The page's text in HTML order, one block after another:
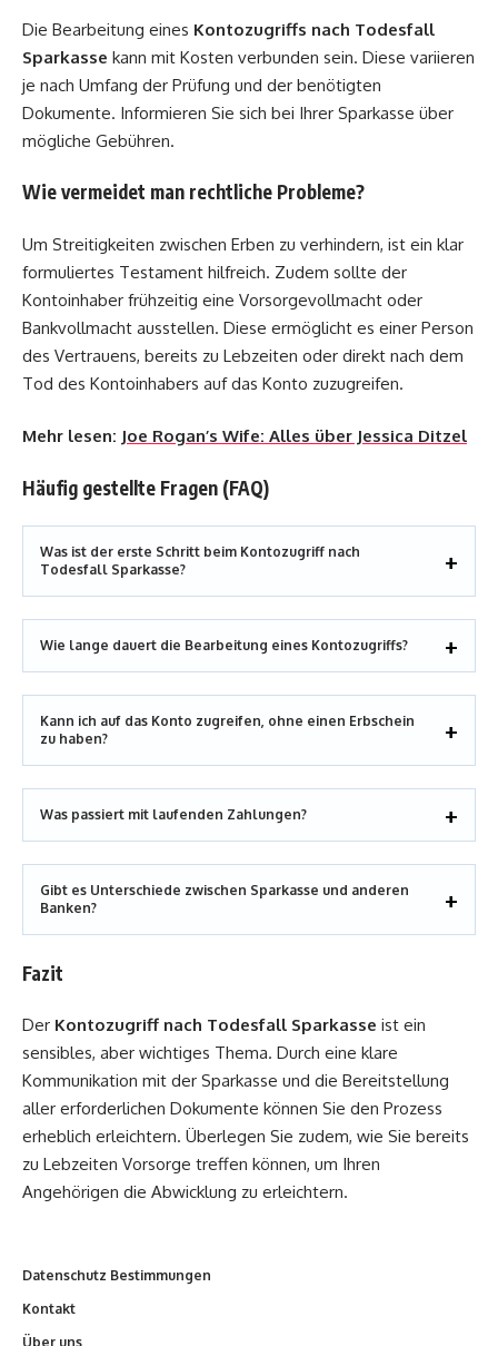
Die Bearbeitung eines Kontozugriffs nach Todesfall
Sparkasse kann mit Kosten verbunden sein. Diese variieren
je nach Umfang der Prüfung und der benötigten
Dokumente. Informieren Sie sich bei Ihrer Sparkasse über
mögliche Gebühren.
Wie vermeidet man rechtliche Probleme?
Um Streitigkeiten zwischen Erben zu verhindern, ist ein klar
formuliertes Testament hilfreich. Zudem sollte der
Kontoinhaber frühzeitig eine Vorsorgevollmacht oder
Bankvollmacht ausstellen. Diese ermöglicht es einer Person
des Vertrauens, bereits zu Lebzeiten oder direkt nach dem
Tod des Kontoinhabers auf das Konto zuzugreifen.
Mehr lesen: Joe Rogan’s Wife: Alles über Jessica Ditzel
Häufig gestellte Fragen (FAQ)
Was ist der erste Schritt beim Kontozugriff nach
Todesfall Sparkasse?
Wie lange dauert die Bearbeitung eines Kontozugriffs?
Kann ich auf das Konto zugreifen, ohne einen Erbschein
zu haben?
Was passiert mit laufenden Zahlungen?
Gibt es Unterschiede zwischen Sparkasse und anderen
Banken?
Fazit
Der Kontozugriff nach Todesfall Sparkasse ist ein
sensibles, aber wichtiges Thema. Durch eine klare
Kommunikation mit der Sparkasse und die Bereitstellung
aller erforderlichen Dokumente können Sie den Prozess
erheblich erleichtern. Überlegen Sie zudem, wie Sie bereits
zu Lebzeiten Vorsorge treffen können, um Ihren
Angehörigen die Abwicklung zu erleichtern.
Datenschutz Bestimmungen
Kontakt
Über uns